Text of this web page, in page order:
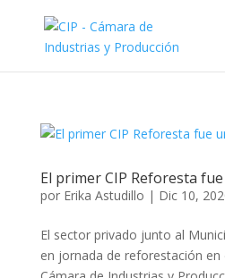
El primer CIP Reforesta
por Erika Astudillo | Dic 10,
El sector privado junto al
en jornada de reforestación en